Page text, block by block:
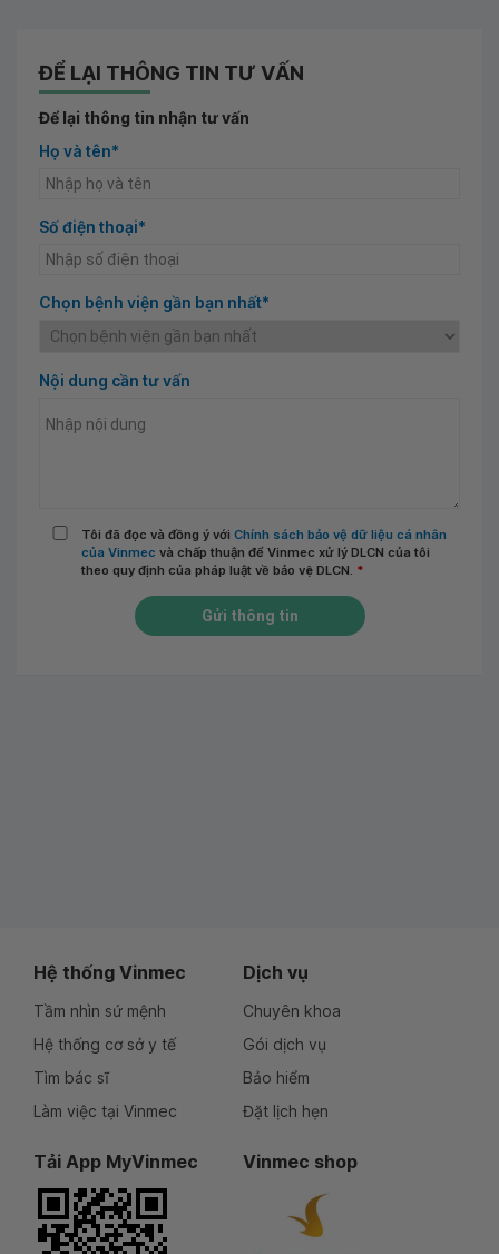
ĐỂ LẠI THÔNG TIN TƯ VẤN
Để lại thông tin nhận tư vấn
Họ và tên*
Số điện thoại*
Chọn bệnh viện gần bạn nhất*
Nội dung cần tư vấn
Tôi đã đọc và đồng ý với Chính sách bảo vệ dữ liệu cá nhân
của Vinmec và chấp thuận để Vinmec xử lý DLCN của tôi
theo quy định của pháp luật về bảo vệ DLCN. *
Gửi thông tin
Hệ thống Vinmec
Tầm nhìn sứ mệnh
Hệ thống cơ sở y tế
Tìm bác sĩ
Làm việc tại Vinmec
Dịch vụ
Chuyên khoa
Gói dịch vụ
Bảo hiểm
Đặt lịch hẹn
Tải App MyVinmec Vinmec shop